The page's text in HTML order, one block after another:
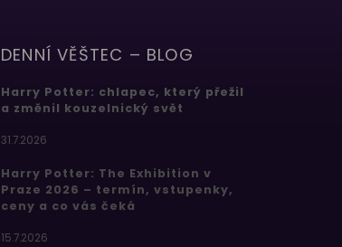
DENNÍ VĚŠTEC – BLOG
Harry Potter: chlapec, který přežil
a změnil kouzelnický svět
31.7.2026
Harry Potter: The Exhibition v
Praze 2026 – termín, vstupenky,
ceny a co vás čeká
15.7.2026